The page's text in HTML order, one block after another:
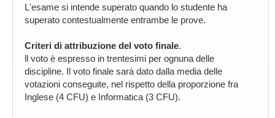
L'esame si intende superato quando lo studente ha
superato contestualmente entrambe le prove.
Criteri di attribuzione del voto finale.
ll voto è espresso in trentesimi per ognuna delle
discipline. Il voto finale sarà dato dalla media delle
votazioni conseguite, nel rispetto della proporzione fra
Inglese (4 CFU) e Informatica (3 CFU).